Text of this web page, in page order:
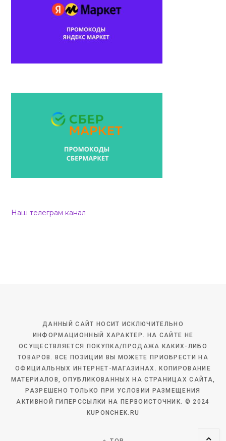
Наш телеграм канал
ДАННЫЙ САЙТ НОСИТ ИСКЛЮЧИТЕЛЬНО
ИНФОРМАЦИОННЫЙ ХАРАКТЕР. НА САЙТЕ НЕ
ОСУЩЕСТВЛЯЕТСЯ ПОКУПКА/ПРОДАЖА КАКИХ-ЛИБО
ТОВАРОВ. ВСЕ ПОЗИЦИИ ВЫ МОЖЕТЕ ПРИОБРЕСТИ НА
ОФИЦИАЛЬНЫХ ИНТЕРНЕТ-МАГАЗИНАХ. КОПИРОВАНИЕ
МАТЕРИАЛОВ, ОПУБЛИКОВАННЫХ НА СТРАНИЦАХ САЙТА,
РАЗРЕШЕНО ТОЛЬКО ПРИ УСЛОВИИ РАЗМЕЩЕНИЯ
АКТИВНОЙ ГИПЕРССЫЛКИ НА ПЕРВОИСТОЧНИК. © 2024
KUPONCHEK.RU